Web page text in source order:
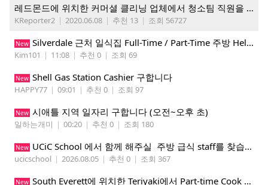
레드몬드에 위치한 커머셜 클리닝 업체에서 청소팀 직원을 모집합니다.
KReporter2 | 2020.06.08 | 추천 13 | 조회 56727
New Silverdale 근처 일식집 Full-Time / Part-Time 주방 Helper 구합니다.
Kim101 | 11:08 | 추천 0 | 조회 69
New Shell Gas Station Cashier 구합니다
HAPPY77 | 09:01 | 추천 0 | 조회 97
New 시애틀 지역 일자리 구합니다 (오전~오후 초)
일하는개미 | 00:20 | 추천 0 | 조회 180
New UCiC School 에서 함께 해주실 주방 급식 staff를 찾습니다.
ucicschool | 2026.08.05 | 추천 0 | 조회 367
New South Everett에 위치한 Teriyaki에서 Part-time Cook Helper 구합니다. Mon-Sat, 4:00 pm-8:30 pm